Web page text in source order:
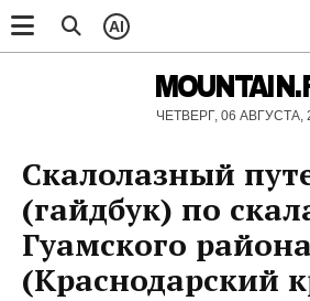
AI
ЧЕТВЕРГ, 06 АВГУСТА,
Скалолазный
(гайдбук) по
Гуамского района
(Краснодарский